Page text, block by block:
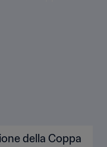
della Coppa